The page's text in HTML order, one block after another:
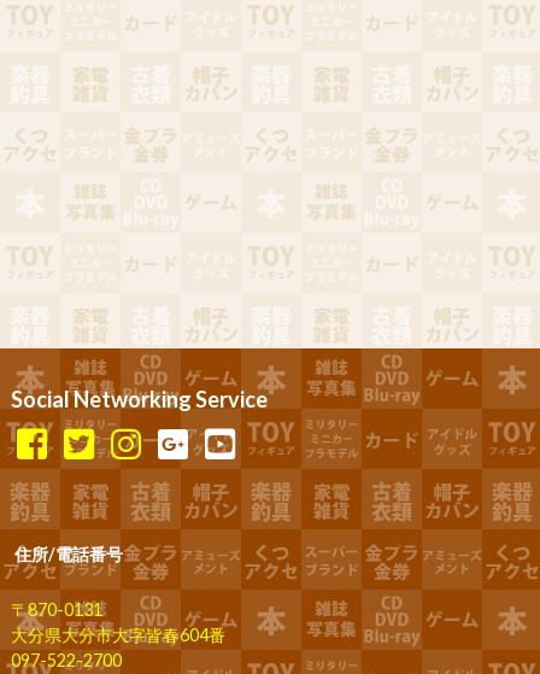
Social Networking Service
住所/電話番号
〒870-0131
大分県大分市大字皆春604番
097-522-2700